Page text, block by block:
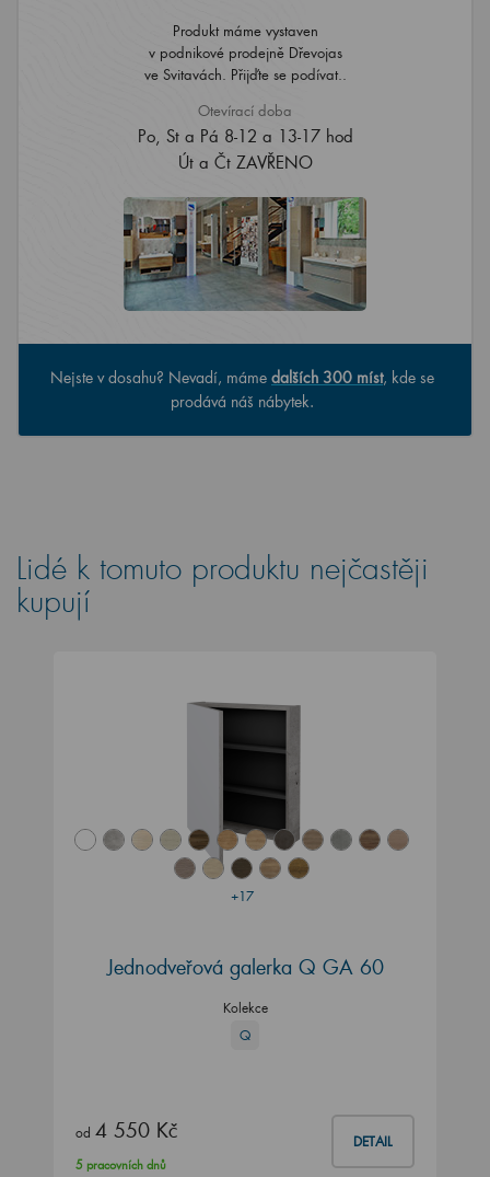
Produkt máme vystaven
v podnikové prodejně Dřevojas
ve Svitavách. Přijďte se podívat..
Otevírací doba
Po, St a Pá 8-12 a 13-17 hod
Út a Čt ZAVŘENO
Nejste v dosahu? Nevadí, máme dalších 300 míst, kde se
prodává náš nábytek.
Lidé k tomuto produktu nejčastěji
kupují
+17
Jednodveřová galerka Q GA 60
Kolekce
Q
od 4 550 Kč DETAIL
5 pracovních dnů